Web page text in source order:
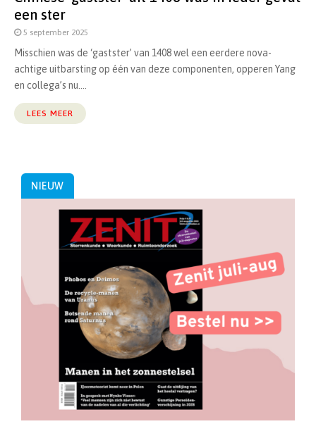
een ster
5 september 2025
Misschien was de ‘gastster’ van 1408 wel een eerdere nova-
achtige uitbarsting op één van deze componenten, opperen Yang
en collega’s nu....
LEES MEER
NIEUW